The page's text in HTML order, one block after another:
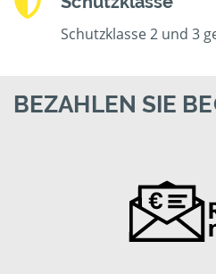
Schutzklasse 2 und 3
BEZAHLEN SIE